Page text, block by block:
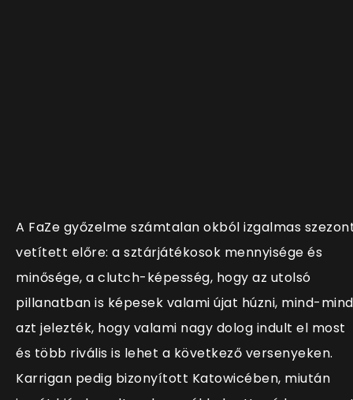
A FaZe győzelme számtalan okból izgalmas
vetített előre: a sztárjátékosok mennyisége és
minősége, a clutch-képesség, hogy az utolsó
pillanatban is képesek valami újat húzni, mind-mind
azt jelezték, hogy valami nagy dolog indult el most
és több rivális is lehet a következő versenyeken.
Karrigan pedig bizonyított Katowicében, miután